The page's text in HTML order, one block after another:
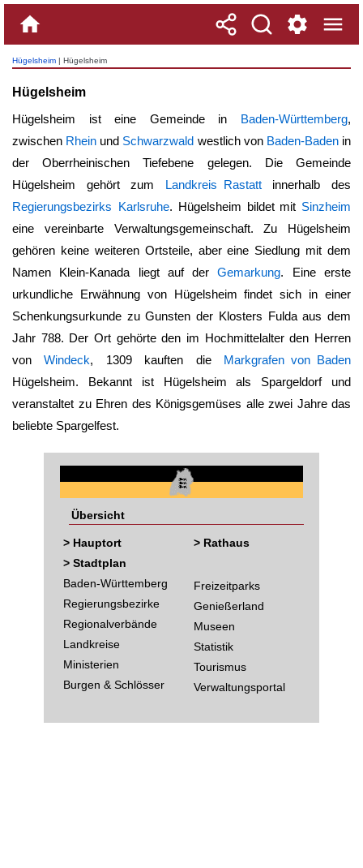
Hügelsheim | Hügelsheim
Hügelsheim
Hügelsheim ist eine Gemeinde in Baden-Württemberg,
zwischen Rhein und Schwarzwald westlich von Baden-Badenin
der Oberrheinischen Tiefebene gelegen. Die Gemeinde
Hügelsheim gehört zum Landkreis Rastattinnerhalb des
Regierungsbezirks Karlsruhe. Hügelsheim bildet mit Sinzheim
eine vereinbarte Verwaltungsgemeinschaft. Zu Hügelsheim
gehören keine weiteren Ortsteile, aber eine Siedlung mit dem
Namen Klein-Kanada liegt auf derGemarkung. Eine erste
urkundliche Erwähnung von Hügelsheim findet sich in einer
Schenkungsurkunde zu Gunsten der Klosters Fulda aus dem
Jahr 788. Der Ort gehörte den im Hochmittelalter den Herren
vonWindeck, 1309 kauften die Markgrafen von Baden
Hügelsheim. Bekannt ist Hügelsheim als Spargeldorf und
veranstaltet zu Ehren des Königsgemüses alle zwei Jahre das
beliebte Spargelfest.
Übersicht
> Hauptort
> Stadtplan
Baden-Württemberg
Regierungsbezirke
Regionalverbände
Landkreise
Ministerien
Burgen & Schlösser
> Rathaus
Freizeitparks
Genießerland
Museen
Statistik
Tourismus
Verwaltungsportal